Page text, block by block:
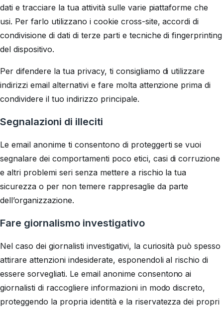
dati e tracciare la tua attività sulle varie piattaforme che
usi. Per farlo utilizzano i cookie cross-site, accordi di
condivisione di dati di terze parti e tecniche di fingerprinting
del dispositivo.
Per difendere la tua privacy, ti consigliamo di utilizzare
indirizzi email alternativi e fare molta attenzione prima di
condividere il tuo indirizzo principale.
Segnalazioni di illeciti
Le email anonime ti consentono di proteggerti se vuoi
segnalare dei comportamenti poco etici, casi di corruzione
e altri problemi seri senza mettere a rischio la tua
sicurezza o per non temere rappresaglie da parte
dell’organizzazione.
Fare giornalismo investigativo
Nel caso dei giornalisti investigativi, la curiosità può spesso
attirare attenzioni indesiderate, esponendoli al rischio di
essere sorvegliati. Le email anonime consentono ai
giornalisti di raccogliere informazioni in modo discreto,
proteggendo la propria identità e la riservatezza dei propri